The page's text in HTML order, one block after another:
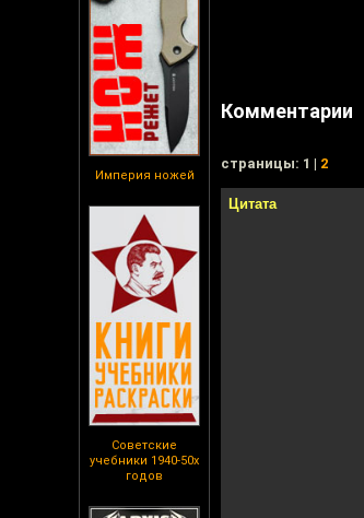
Империя ножей
Советские
учебники 1940-50х
годов
Комментарии
cтраницы: 1 | 2
Цитата